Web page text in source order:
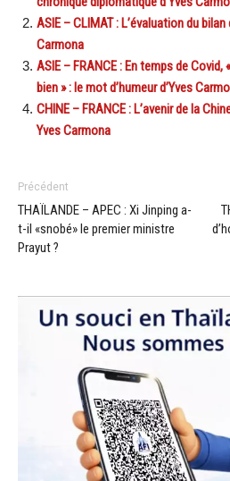
ASIE – CLIMAT : L’évaluation du bilan
Carmona
ASIE – FRANCE : En temps de Covid,
bien » : le mot d’humeur d’Yves
CHINE – FRANCE : L’avenir de la
Yves Carmona
Précédent
THAÏLANDE – APEC : Xi Jinping a-
t-il «snobé» le premier ministre
Prayut ?